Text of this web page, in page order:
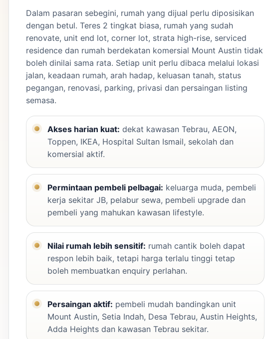
Dalam pasaran sebegini, rumah yang dijual perlu diposisikan
dengan betul. Teres 2 tingkat biasa, rumah yang sudah
renovate, unit end lot, corner lot, strata high-rise, serviced
residence dan rumah berdekatan komersial Mount Austin tidak
boleh dinilai sama rata. Setiap unit perlu dibaca melalui lokasi
jalan, keadaan rumah, arah hadap, keluasan tanah, status
pegangan, renovasi, parking, privasi dan persaingan listing
semasa.
Akses harian kuat: dekat kawasan Tebrau, AEON,
Toppen, IKEA, Hospital Sultan Ismail, sekolah dan
komersial aktif.
Permintaan pembeli pelbagai: keluarga muda, pembeli
kerja sekitar JB, pelabur sewa, pembeli upgrade dan
pembeli yang mahukan kawasan lifestyle.
Nilai rumah lebih sensitif: rumah cantik boleh dapat
respon lebih baik, tetapi harga terlalu tinggi tetap
boleh membuatkan enquiry perlahan.
Persaingan aktif: pembeli mudah bandingkan unit
Mount Austin, Setia Indah, Desa Tebrau, Austin Heights,
Adda Heights dan kawasan Tebrau sekitar.